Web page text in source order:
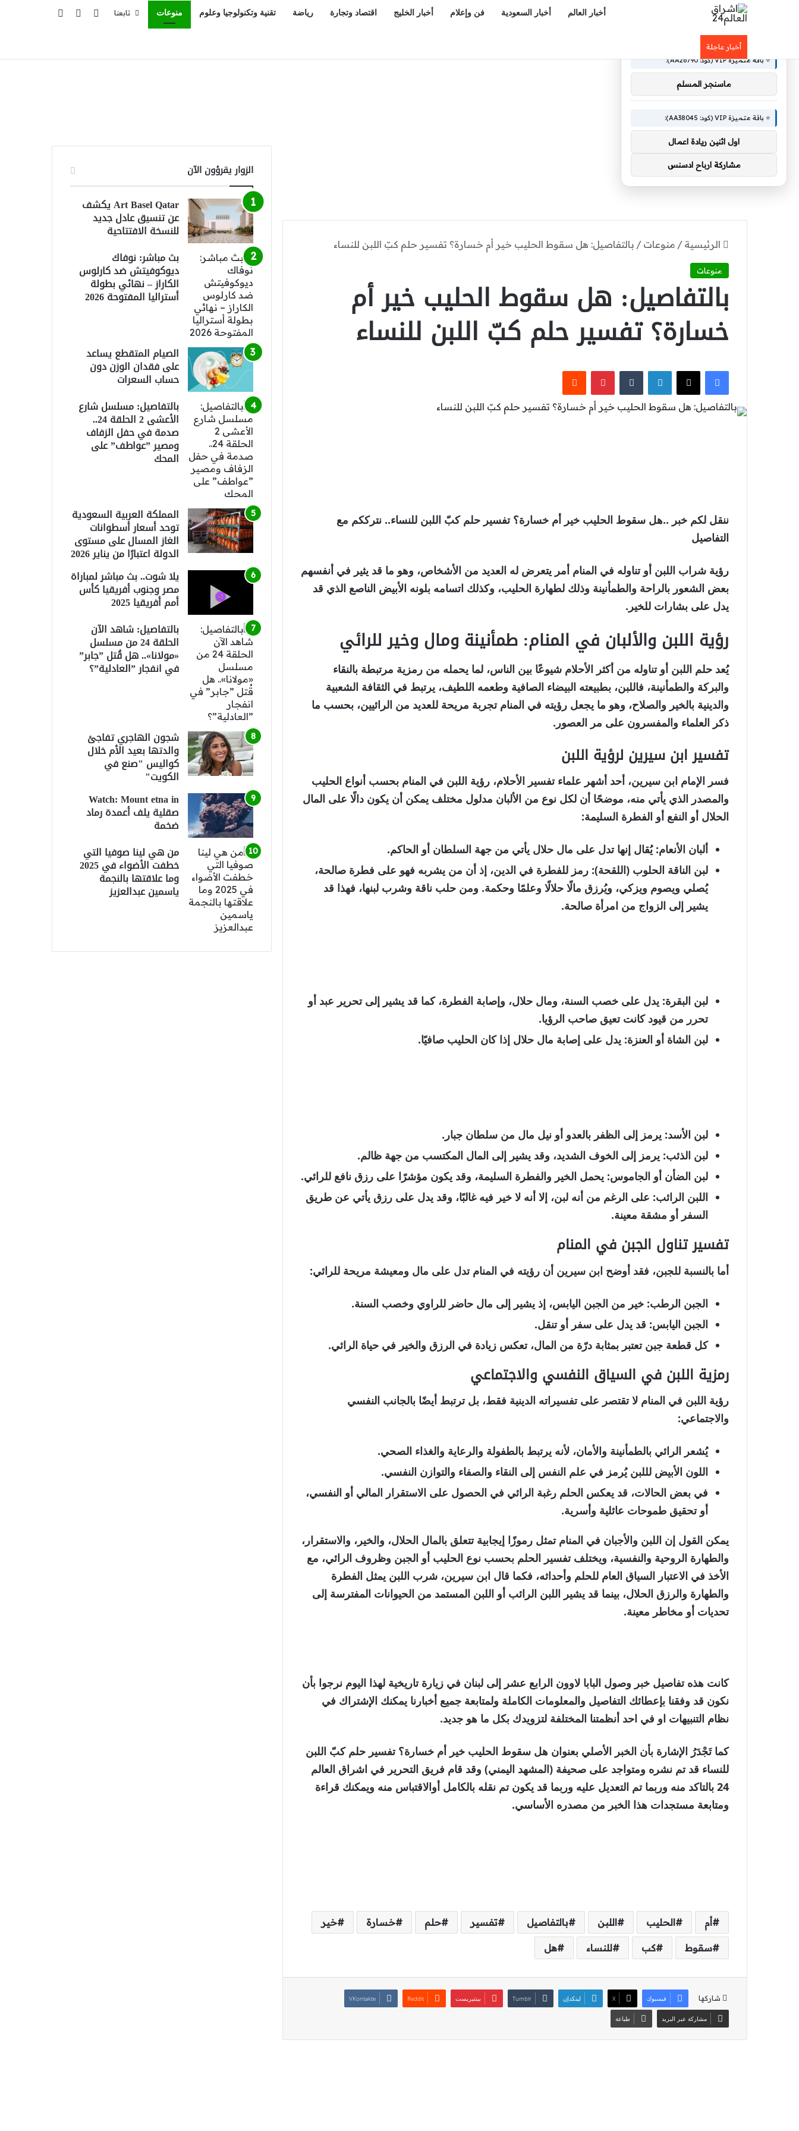
أخبار العالم أخبار السعودية فن وإعلام أخبار الخليج اقتصاد وتجارة رياضة تقنية وتكنولوجيا وعلوم منوعات تابعنا تسجيل الدخول
إضافة عمود
أخبار عاجلة
الرئيسية / منوعات / بالتفاصيل: هل سقوط الحليب خير أم خسارة؟ تفسير حلم كبّ اللبن للنساء
منوعات
بالتفاصيل: هل سقوط الحليب خير أم
خسارة؟ تفسير حلم كبّ اللبن للنساء
فيسبوك
‫X لينكدإن بينتيريست
ننقل لكم خبر ..هل سقوط الحليب خير أم خسارة؟ تفسير حلم كبّ اللبن للنساء.. نترككم مع
التفاصيل
رؤية شراب اللبن أو تناوله في المنام أمر يتعرض له العديد من الأشخاص، وهو ما قد يثير في أنفسهم
بعض الشعور بالراحة والطمأنينة وذلك لطهارة الحليب، وكذلك اتسامه بلونه الأبيض الناصع الذي قد
يدل على بشارات للخير.
رؤية اللبن والألبان في المنام: طمأنينة ومال وخير للرائي
يُعد حلم اللبن أو تناوله من أكثر الأحلام شيوعًا بين الناس، لما يحمله من رمزية مرتبطة بالنقاء
والبركة والطمأنينة، فاللبن، بطبيعته البيضاء الصافية وطعمه اللطيف، يرتبط في الثقافة الشعبية
والدينية بالخير والصلاح، وهو ما يجعل رؤيته في المنام تجربة مريحة للعديد من الرائيين، بحسب ما
ذكر العلماء والمفسرون على مر العصور.
تفسير ابن سيرين لرؤية اللبن
فسر الإمام ابن سيرين، أحد أشهر علماء تفسير الأحلام، رؤية اللبن في المنام بحسب أنواع الحليب
والمصدر الذي يأتي منه، موضحًا أن لكل نوع من الألبان مدلول مختلف يمكن أن يكون دالًا على المال
الحلال أو النفع أو الفطرة السليمة:
ألبان الأنعام: يُقال إنها تدل على مال حلال يأتي من جهة السلطان أو الحاكم.
لبن الناقة الحلوب (اللقحة): رمز للفطرة في الدين، إذ أن من يشربه فهو على فطرة صالحة،
يُصلي ويصوم ويزكي، ويُرزق مالًا حلالًا وعلمًا وحكمة. ومن حلب ناقة وشرب لبنها، فهذا قد
يشير إلى الزواج من امرأة صالحة.
لبن البقرة: يدل على خصب السنة، ومال حلال، وإصابة الفطرة، كما قد يشير إلى تحرير عبد أو
تحرر من قيود كانت تعيق صاحب الرؤيا.
لبن الشاة أو العنزة: يدل على إصابة مال حلال إذا كان الحليب صافيًا.
لبن الأسد: يرمز إلى الظفر بالعدو أو نيل مال من سلطان جبار .
لبن الذئب: يرمز إلى الخوف الشديد، وقد يشير إلى المال المكتسب من جهة ظالم.
لبن الضأن أو الجاموس: يحمل الخير والفطرة السليمة، وقد يكون مؤشرًا على رزق نافع للرائي.
اللبن الرائب: على الرغم من أنه لبن، إلا أنه لا خير فيه غالبًا، وقد يدل على رزق يأتي عن طريق
السفر أو مشقة معينة.
تفسير تناول الجبن في المنام
أما بالنسبة للجبن، فقد أوضح ابن سيرين أن رؤيته في المنام تدل على مال ومعيشة مريحة للرائي:
الجبن الرطب: خير من الجبن اليابس، إذ يشير إلى مال حاضر للراوي وخصب السنة.
الجبن اليابس: قد يدل على سفر أو تنقل.
كل قطعة جبن تعتبر بمثابة درّة من المال، تعكس زيادة في الرزق والخير في حياة الرائي.
رمزية اللبن في السياق النفسي والاجتماعي
رؤية اللبن في المنام لا تقتصر على تفسيراته الدينية فقط، بل ترتبط أيضًا بالجانب النفسي
والاجتماعي:
يُشعر الرائي بالطمأنينة والأمان، لأنه يرتبط بالطفولة والرعاية والغذاء الصحي.
اللون الأبيض لللبن يُرمز في علم النفس إلى النقاء والصفاء والتوازن النفسي.
في بعض الحالات، قد يعكس الحلم رغبة الرائي في الحصول على الاستقرار المالي أو النفسي،
أو تحقيق طموحات عائلية وأسرية.
يمكن القول إن اللبن والأجبان في المنام تمثل رموزًا إيجابية تتعلق بالمال الحلال، والخير، والاستقرار،
والطهارة الروحية والنفسية، ويختلف تفسير الحلم بحسب نوع الحليب أو الجبن وظروف الرائي، مع
الأخذ في الاعتبار السياق العام للحلم وأحداثه، فكما قال ابن سيرين، شرب اللبن يمثل الفطرة
والطهارة والرزق الحلال، بينما قد يشير اللبن الرائب أو اللبن المستمد من الحيوانات المفترسة إلى
تحديات أو مخاطر معينة.
كانت هذه تفاصيل خبر وصول البابا لاوون الرابع عشر إلى لبنان في زيارة تاريخية لهذا اليوم نرجوا بأن
نكون قد وفقنا بإعطائك التفاصيل والمعلومات الكاملة ولمتابعة جميع أخبارنا يمكنك الإشتراك في
نظام التنبيهات او في احد أنظمتنا المختلفة لتزويدك بكل ما هو جديد.
كما تَجْدَرُ الإشارة بأن الخبر الأصلي بعنوان هل سقوط الحليب خير أم خسارة؟ تفسير حلم كبّ اللبن
للنساء قد تم نشره ومتواجد على صحيفة (المشهد اليمني) وقد قام فريق التحرير في اشراق العالم
24 بالتاكد منه وربما تم التعديل عليه وربما قد يكون تم نقله بالكامل أوالاقتباس منه ويمكنك قراءة
ومتابعة مستجدات هذا الخبر من مصدره الأساسي.
أم الحليب اللبن بالتفاصيل تفسير حلم خسارة خير
سقوط كب للنساء هل
شاركها فيسبوك ‫X لينكدإن بينتيريست
مشاركة عبر البريد طباعة
الزوار يقرؤون الآن
Art Basel Qatar يكشف
عن تنسيق عادل جديد
للنسخة الافتتاحية
بث مباشر: نوفاك
ديوكوفيتش ضد كارلوس
الكاراز – نهائي بطولة
أستراليا المفتوحة 2026
الصيام المتقطع يساعد
على فقدان الوزن دون
حساب السعرات
بالتفاصيل: مسلسل شارع
الأعشى 2 الحلقة 24..
صدمة في حفل الزفاف
ومصير ”عواطف” على
المحك
المملكة العربية السعودية
توحد أسعار أسطوانات
الغاز المسال على مستوى
الدولة اعتبارًا من يناير 2026
يلا شوت.. بث مباشر لمباراة
مصر وجنوب أفريقيا كأس
أمم أفريقيا 2025
بالتفاصيل: شاهد الآن
الحلقة 24 من مسلسل
«مولانا».. هل قُتل ”جابر”
في انفجار ”العادلية”؟
شجون الهاجري تفاجئ
والدتها بعيد الأم خلال
كواليس "صنع في
الكويت"
Watch: Mount etna in
صقلية يلف أعمدة رماد
ضخمة
من هي لينا صوفيا التي
خطفت الأضواء في 2025
وما علاقتها بالنجمة
ياسمين عبدالعزيز
⭐ باقة متميزة VIP (كود: AA26790):
ماسنجر المسلم
⭐ باقة متميزة VIP (كود: AA38045):
اول اثنين ريادة اعمال
مشاركة ارباح ادسنس